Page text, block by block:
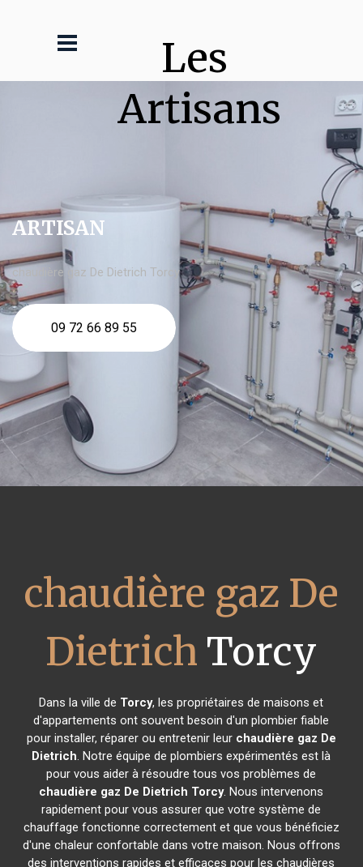
Les
Artisans
ARTISAN
chaudière gaz De Dietrich Torcy
09 72 66 89 55
chaudière gaz De
Dietrich Torcy
Dans la ville de Torcy, les propriétaires de maisons et
d'appartements ont souvent besoin d'un plombier fiable
pour installer, réparer ou entretenir leur chaudière gaz De
Dietrich. Notre équipe de plombiers expérimentés est là
pour vous aider à résoudre tous vos problèmes de
chaudière gaz De Dietrich Torcy. Nous intervenons
rapidement pour vous assurer que votre système de
chauffage fonctionne correctement et que vous bénéficiez
d'une chaleur confortable dans votre maison. Nous offrons
des interventions rapides et efficaces pour les chaudières